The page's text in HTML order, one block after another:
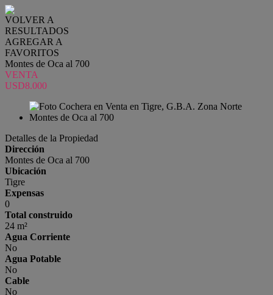
VOLVER A
RESULTADOS
AGREGAR A
FAVORITOS
Montes de Oca al 700
VENTA
USD8.000
Detalles de la Propiedad
Dirección
Montes de Oca al 700
Ubicación
Tigre
Expensas
0
Total construido
24 m²
Agua Corriente
No
Agua Potable
No
Cable
No